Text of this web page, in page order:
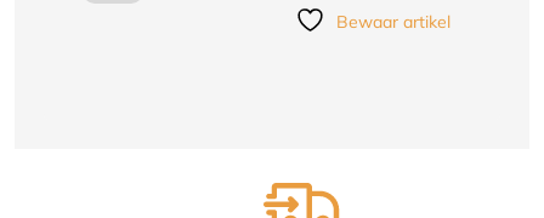
Bewaar artikel